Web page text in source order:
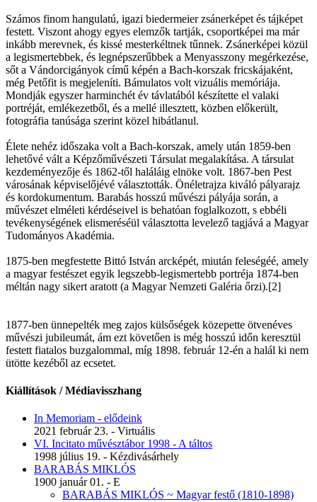
Számos finom hangulatú, igazi biedermeier zsánerképet és tájképet
festett. Viszont ahogy egyes elemzők tartják, csoportképei ma már
inkább merevnek, és kissé mesterkéltnek tűnnek. Zsánerképei közül
a legismertebbek, és legnépszerűbbek a Menyasszony megérkezése,
sőt a Vándorcigányok című képén a Bach-korszak fricskájaként,
még Petőfit is megjeleníti. Bámulatos volt vizuális memóriája.
Mondják egyszer harminchét év távlatából készítette el valaki
portréját, emlékezetből, és a mellé illesztett, közben előkerült,
fotográfia tanúsága szerint közel hibátlanul.
Élete nehéz időszaka volt a Bach-korszak, amely után 1859-ben
lehetővé vált a Képzőművészeti Társulat megalakítása. A társulat
kezdeményezője és 1862-től haláláig elnöke volt. 1867-ben Pest
városának képviselőjévé választották. Önéletrajza kiváló pályarajz
és kordokumentum. Barabás hosszú művészi pályája során, a
művészet elméleti kérdéseivel is behatóan foglalkozott, s ebbéli
tevékenységének elismeréséül választotta levelező tagjává a Magyar
Tudományos Akadémia.
1875-ben megfestette Bittó István arcképét, miután feleségéé, amely
a magyar festészet egyik legszebb-legismertebb portréja 1874-ben
méltán nagy sikert aratott (a Magyar Nemzeti Galéria őrzi).[2]
1877-ben ünnepelték meg zajos külsőségek közepette ötvenéves
művészi jubileumát, ám ezt követően is még hosszú időn keresztül
festett fiatalos buzgalommal, míg 1898. február 12-én a halál ki nem
ütötte kezéből az ecsetet.
Kiállítások / Médiavisszhang
In Memoriam - elődeink
2021 február 23. - Virtuális
VI. Incitato művésztábor 1998 - A táltos
1998 július 19. - Kézdivásárhely
BARABÁS MIKLÓS
1900 január 01. - E
BARABÁS MIKLÓS ~ Magyar festő (1810-1898)